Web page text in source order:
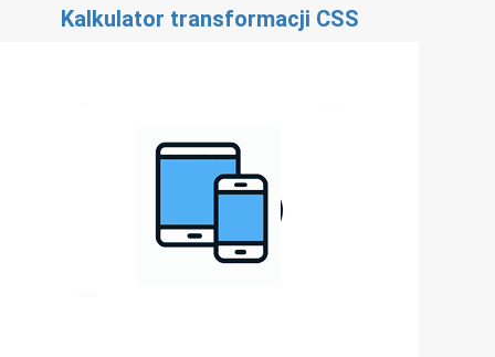
Kalkulator transformacji CSS